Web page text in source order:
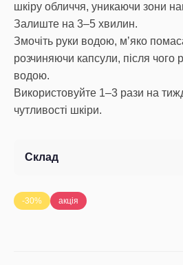
шкіру обличчя, уникаючи зони
Залиште на 3–5 хвилин.
Змочіть руки водою, мʼяко
розчиняючи капсули, після чого
водою.
Використовуйте 1–3 рази на
чутливості шкіри.
Склад
-30% акція